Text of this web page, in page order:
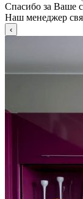
Спасибо за Ваше
Наш менеджер